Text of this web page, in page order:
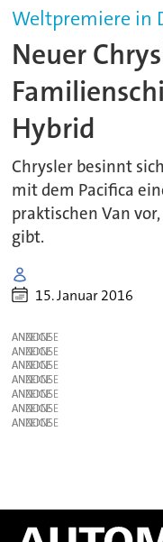
Weltpremiere in
Neuer
Hybrid
Chrysler besinnt
mit dem Pacifica
praktischen Van
gibt.
15. Januar 2016
ANZEIGE
ANZEIGE
ANZEIGE
ANZEIGE
ANZEIGE
ANZEIGE
ANZEIGE